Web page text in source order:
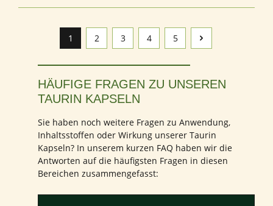
Seite
1 Seite
2 Seite
3 Seite
4 Seite
5
HÄUFIGE FRAGEN ZU UNSEREN
TAURIN KAPSELN
Sie haben noch weitere Fragen zu Anwendung,
Inhaltsstoffen oder Wirkung unserer Taurin
Kapseln? In unserem kurzen FAQ haben wir die
Antworten auf die häufigsten Fragen in diesen
Bereichen zusammengefasst: